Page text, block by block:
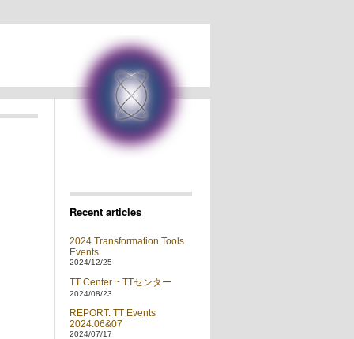
Recent articles
2024 Transformation Tools
Events
2024/12/25
TT Center ~ TTセンター
2024/08/23
REPORT: TT Events
2024.06&07
2024/07/17